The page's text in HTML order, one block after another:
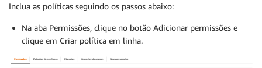
Inclua as políticas seguindo os passos abaixo:
Na aba Permissões, clique no botão Adicionar permissões e
clique em Criar política em linha.